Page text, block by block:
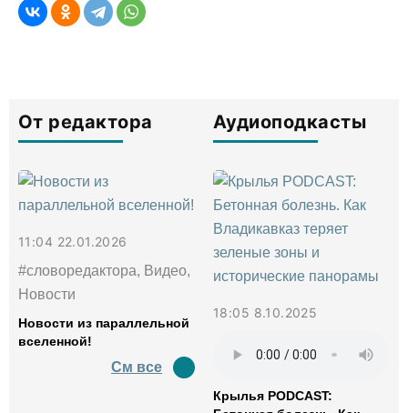
От редактора
11:04 22.01.2026
#словоредактора, Видео,
Новости
Новости из параллельной
вселенной!
См все
Аудиоподкасты
18:05 8.10.2025
Крылья PODCAST: